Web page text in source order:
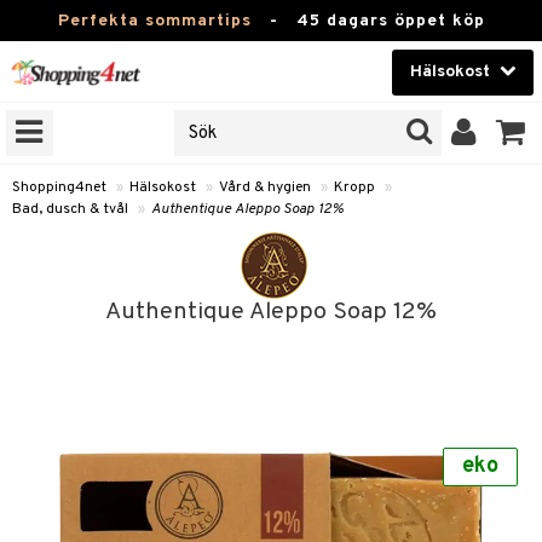
Perfekta sommartips - 45 dagars öppet köp
Hälsokost
Skönhet
Kontaktlinser
Varumärken
Kampanjer
Shopping4net » Hälsokost » Vård & hygien » Kropp
»
Bad, dusch & tvål
» Authentique Aleppo Soap 12%
Authentique Aleppo Soap 12%
eko